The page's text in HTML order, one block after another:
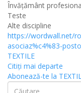
Învățământ
Teste
Alte discipline
https://wordwall.net/
asociaz%c4%83-
TEXTILE
Citiţi mai departe
Abonează-te la
Căutare